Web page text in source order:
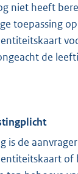
niet heeft
toepassing
de
is de
of